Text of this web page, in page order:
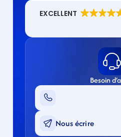
Besoin
Nous écrire